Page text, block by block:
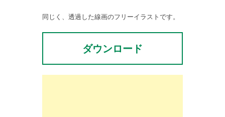
同じく、透過した線画のフリーイラストです。
ダウンロード